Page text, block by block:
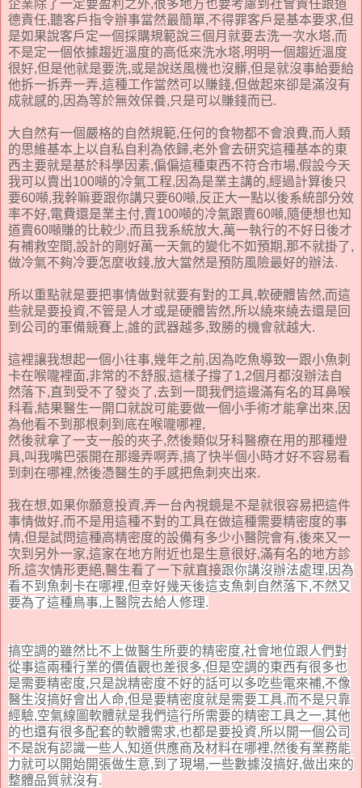
企業除了一定要盈利之外,很多地方也要考慮到社會責任跟道
德責任,聽客戶指令辦事當然最簡單,不得罪客戶是基本要求,但
是如果說客戶定一個採購規範說三個月就要去洗一次水塔,而
不是定一個依據趨近溫度的高低來洗水塔,明明一個趨近溫度
很好,但是他就是要洗,或是說送風機也沒髒,但是就沒事給要給
他拆一拆弄一弄,這種工作當然可以賺錢,但做起來卻是滿沒有
成就感的,因為等於無效保養,只是可以賺錢而已.
大自然有一個嚴格的自然規範,任何的食物都不會浪費,而人類
的思維基本上以自私自利為依歸,老外會去研究這種基本的東
西主要就是基於科學因素,偏偏這種東西不符合市場,假設今天
我可以賣出100噸的冷氣工程,因為是業主講的,經過計算後只
要60噸,我幹嘛要跟你講只要60噸,反正大一點以後系統部分效
率不好,電費還是業主付,賣100噸的冷氣跟賣60噸,隨便想也知
道賣60噸賺的比較少,而且我系統放大,萬一執行的不好日後才
有補救空間,設計的剛好萬一天氣的變化不如預期,那不就掛了,
做冷氣不夠冷要怎麼收錢,放大當然是預防風險最好的辦法.
所以重點就是要把事情做對就要有對的工具,軟硬體皆然,而這
些就是要投資,不管是人才或是硬體皆然,所以繞來繞去還是回
到公司的軍備競賽上,誰的武器越多,致勝的機會就越大.
這裡讓我想起一個小往事,幾年之前,因為吃魚導致一跟小魚刺
卡在喉嚨裡面,非常的不舒服,這樣子撐了1,2個月都沒辦法自
然落下,直到受不了發炎了,去到一間我們這邊滿有名的耳鼻喉
科看,結果醫生一開口就說可能要做一個小手術才能拿出來,因
為他看不到那根刺到底在喉嚨哪裡,
然後就拿了一支一般的夾子,然後類似牙科醫療在用的那種燈
具,叫我嘴巴張開在那邊弄啊弄,搞了快半個小時才好不容易看
到刺在哪裡,然後憑醫生的手感把魚刺夾出來.
我在想,如果你願意投資,弄一台內視鏡是不是就很容易把這件
事情做好,而不是用這種不對的工具在做這種需要精密度的事
情,但是試問這種高精密度的設備有多少小醫院會有,後來又一
次到另外一家,這家在地方附近也是生意很好,滿有名的地方診
所,這次情形更絕,醫生看了一下就直接跟你講沒辦法處理,因為
看不到魚刺卡在哪裡,但幸好幾天後這支魚刺自然落下,不然又
要為了這種鳥事,上醫院去給人修理.
搞空調的雖然比不上做醫生所要的精密度,社會地位跟人們對
從事這兩種行業的價值觀也差很多,但是空調的東西有很多也
是需要精密度,只是說精密度不好的話可以多吃些電來補,不像
醫生沒搞好會出人命,但是要精密度就是需要工具,而不是只靠
經驗,空氣線圖軟體就是我們這行所需要的精密工具之一,其他
的也還有很多配套的軟體需求,也都是要投資,所以開一個公司
不是說有認識一些人,知道供應商及材料在哪裡,然後有業務能
力就可以開始開張做生意,到了現場,一些數據沒搞好,做出來的
整體品質就沒有.